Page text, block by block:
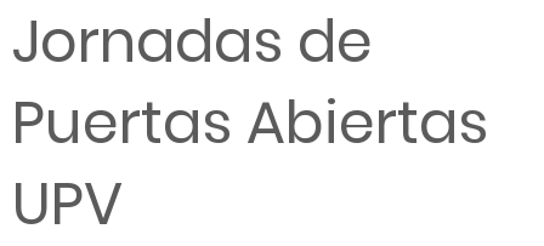
Jornadas de
Puertas Abiertas
UPV